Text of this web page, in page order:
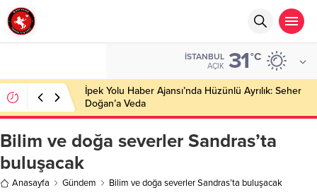
İSTANBUL
AÇIK 31°C
İpek Yolu Haber Ajansı’nda Hüzünlü Ayrılık: Seher
Doğan’a Veda
Bilim ve doğa severler Sandras’ta
buluşacak
Anasayfa Gündem Bilim ve doğa severler Sandras’ta buluşacak